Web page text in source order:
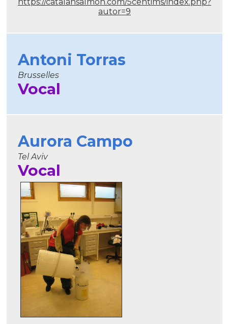
autor=9
Antoni Torras
Brusselles
Vocal
Aurora Campo
Tel Aviv
Vocal